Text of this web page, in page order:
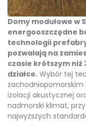
Domy modułowe w
energooszczędne
technologii
pozwalają na
czasie krótszym niż
działce. Wybór tej
zachodniopomorskim
izolacji akustycznej
nadmorski klimat,
najwyższych